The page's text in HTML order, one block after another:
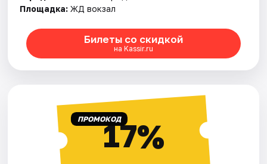
Площадка: ЖД вокзал
Билеты со скидкой
на Kassir.ru
ПРОМОКОД17%